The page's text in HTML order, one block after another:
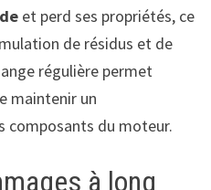
et perd ses propriétés, ce
de résidus et de
régulière permet
maintenir un
composants du moteur.
à long